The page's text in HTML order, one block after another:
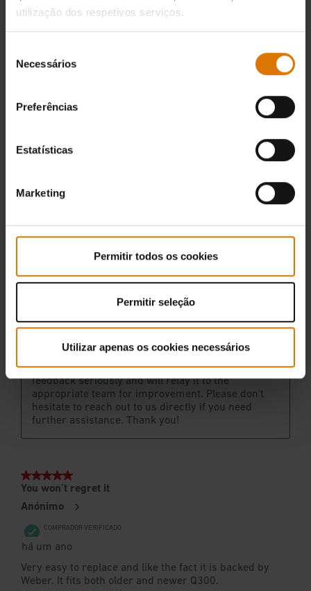
utilização dos respetivos serviços.
Necessários
Preferências
Estatísticas
Marketing
Permitir todos os cookies
Permitir seleção
Utilizar apenas os cookies necessários